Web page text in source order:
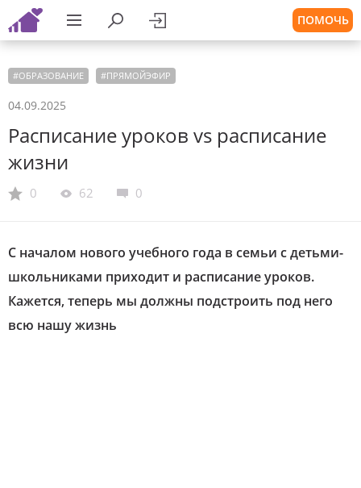
ПОМОЧЬ
#ОБРАЗОВАНИЕ #ПРЯМОЙЭФИР
04.09.2025
Расписание уроков vs расписание
жизни
0 62 0
С началом нового учебного года в семьи с детьми-
школьниками приходит и расписание уроков.
Кажется, теперь мы должны подстроить под него
всю нашу жизнь